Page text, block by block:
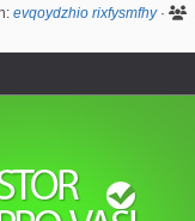
evqoydzhio rixfysmfhy·